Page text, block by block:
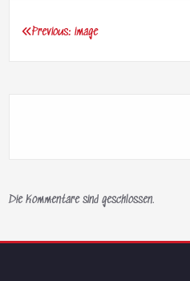
Beitragsnavigation
Previous: image
Die Kommentare sind geschlossen.